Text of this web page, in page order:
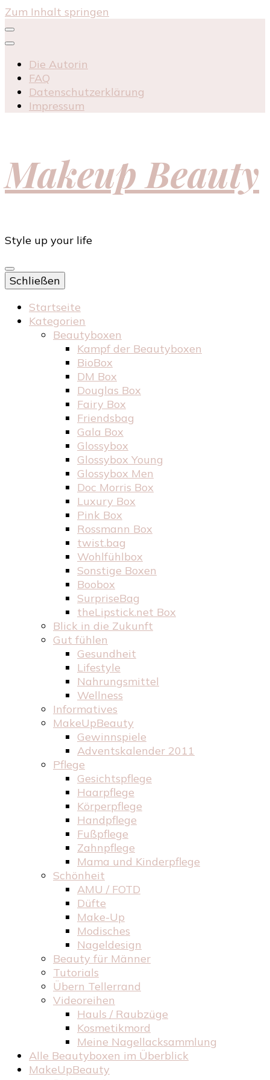
Zum Inhalt springen
Die Autorin
FAQ
Datenschutzerklärung
Impressum
Makeup Beauty
Style up your life
Schließen
Startseite
Kategorien
Beautyboxen
Kampf der Beautyboxen
BioBox
DM Box
Douglas Box
Fairy Box
Friendsbag
Gala Box
Glossybox
Glossybox Young
Glossybox Men
Doc Morris Box
Luxury Box
Pink Box
Rossmann Box
twist.bag
Wohlfühlbox
Sonstige Boxen
Boobox
SurpriseBag
theLipstick.net Box
Blick in die Zukunft
Gut fühlen
Gesundheit
Lifestyle
Nahrungsmittel
Wellness
Informatives
MakeUpBeauty
Gewinnspiele
Adventskalender 2011
Pflege
Gesichtspflege
Haarpflege
Körperpflege
Handpflege
Fußpflege
Zahnpflege
Mama und Kinderpflege
Schönheit
AMU / FOTD
Düfte
Make-Up
Modisches
Nageldesign
Beauty für Männer
Tutorials
Übern Tellerrand
Videoreihen
Hauls / Raubzüge
Kosmetikmord
Meine Nagellacksammlung
Alle Beautyboxen im Überblick
MakeUpBeauty